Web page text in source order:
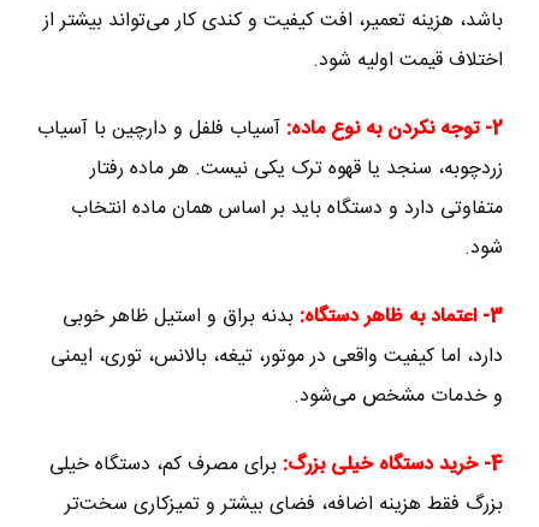
باشد، هزینه تعمیر، افت کیفیت و کندی کار می‌تواند بیشتر از
اختلاف قیمت اولیه شود.
2- توجه نکردن به نوع ماده:
آسیاب فلفل و دارچین با آسیاب
زردچوبه، سنجد یا قهوه ترک یکی نیست. هر ماده رفتار
متفاوتی دارد و دستگاه باید بر اساس همان ماده انتخاب
شود.
3- اعتماد به ظاهر دستگاه:
بدنه براق و استیل ظاهر خوبی
دارد، اما کیفیت واقعی در موتور، تیغه، بالانس، توری، ایمنی
و خدمات مشخص می‌شود.
4- خرید دستگاه خیلی بزرگ:
برای مصرف کم، دستگاه خیلی
بزرگ فقط هزینه اضافه، فضای بیشتر و تمیزکاری سخت‌تر